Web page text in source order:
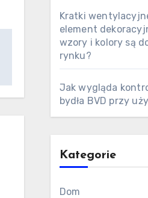
Kratki
element
wzory i kolory są
rynku?
Jak wygląda
bydła BVD przy
Kategorie
Dom